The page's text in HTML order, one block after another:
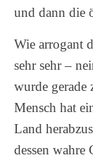
und dann die
Wie arrogant
sehr sehr –
wurde gerade
Mensch hat
Land
dessen wahre